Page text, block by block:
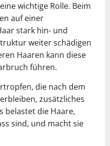
wichtige Rolle. Beim
auf einer
stark hin- und
weiter schädigen
Haaren kann diese
führen.
die nach dem
zusätzliches
belastet die Haare,
sind, und macht sie